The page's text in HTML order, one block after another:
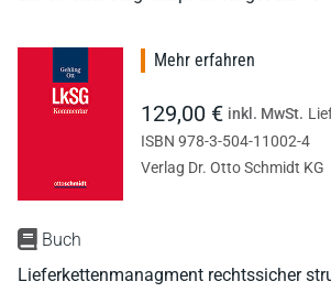
Buch
Lieferkettenmanagment rechtssicher
Mehr erfahren
129,00 € inkl. MwSt.
ISBN 978-3-504-11002-4
Verlag Dr. Otto Schmidt KG